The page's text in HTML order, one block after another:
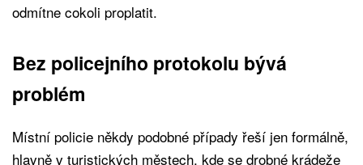
odmítne cokoli proplatit.
Bez policejního protokolu bývá
problém
Místní policie někdy podobné případy řeší jen formálně,
hlavně v turistických městech, kde se drobné krádeže